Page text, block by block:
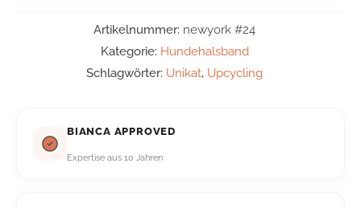
Artikelnummer: newyork #24
Kategorie: Hundehalsband
Schlagwörter: Unikat, Upcycling
BIANCA APPROVED
Expertise aus 10 Jahren